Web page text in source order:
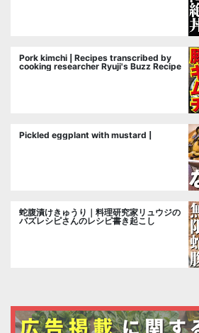
Pork kimchi | Recipes transcribed by
cooking researcher Ryuji's Buzz Recipe
Pickled eggplant with mustard |
蛇腹漬けきゅうり｜料理研究家リュウジの
バズレシピさんのレシピ書き起こし